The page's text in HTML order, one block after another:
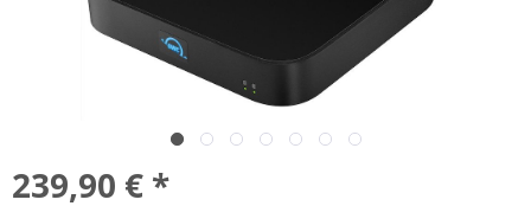
239,90 € *